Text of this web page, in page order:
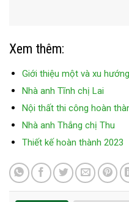
Xem thêm:
Giới thiệu một và xu
Nhà anh Tĩnh chị Lai
Nội thất thi công hoàn
Nhà anh Thắng chị Thu
Thiết kế hoàn thành 2023